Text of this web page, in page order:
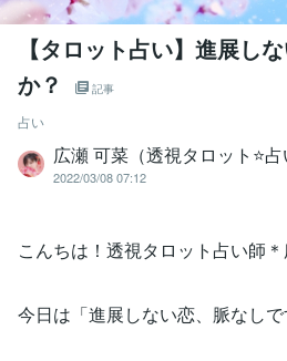
【タロット占い】進展し
か？
記事
占い
広瀬 可菜（透視タロット⭐占
2022/03/08 07:12
こんちは！透視タロット占い師
今日は「進展しない恋、脈なしで